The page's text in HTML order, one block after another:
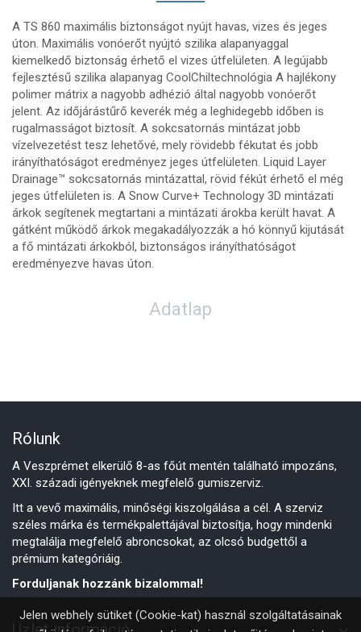
A TS 860 maximális biztonságot nyújt havas, vizes és jeges
úton. Maximális vonóerőt nyújtó szilika alapanyaggal
kiemelkedő biztonság érhető el vizes útfelületen. A legújabb
fejlesztésű szilika alapanyag CoolChiltechnológia A hajlékony
polimer mátrix a nagyobb adhézió által nagyobb vonóerőt
jelent. Az időjárástűrő keverék még a leghidegebb időben is
rugalmasságot biztosít. A sokcsatornás mintázat jobb
vízelvezetést tesz lehetővé, mely rövidebb fékutat és jobb
irányíthatóságot eredményez jeges útfelületen. Liquid Layer
Drainage™ sokcsatornás mintázattal, rövid fékút érhető el még
jeges útfelületen is. A Snow Curve+ Technology 3D mintázati
árkok segítenek megtartani a mintázati árokba került havat. A
gátként működő árkok megakadályozzák a hó könnyű kijutását
a fő mintázati árkokból, biztonságos irányíthatóságot
eredményezve havas úton.
Adatlap
Rólunk
A Veszprémet elkerülő 8-as főút mentén található impozáns,
XXI. századi igényeknek megfelelő gumiszerviz.
Itt a vevő maximális, minőségi kiszolgálása a cél. A szerviz
széles márka és termékpalettájával biztosítja, hogy mindenki
megtalálja megfelelő abroncsokat, az olcsó budgettől a
prémium kategóriáig.
Forduljanak hozzánk bizalommal!
Jelen webhely sütiket (Cookie-kat) használ szolgáltatásainak